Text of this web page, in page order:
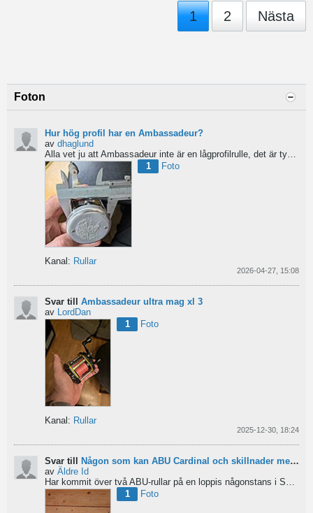
1 2 Nästa
Foton
Hur hög profil har en Ambassadeur?
av dhaglund
Alla vet ju att Ambassadeur inte är en lågprofilrulle, det är tydligt. Men hur hög profil har de egentligen?...
1
Foto
Kanal: Rullar
2026-04-27, 15:08
Svar till Ambassadeur ultra mag xl 3
av
LordDan
1
Foto
Kanal: Rullar
2025-12-30, 18:24
Svar till Någon som kan ABU Cardinal och skillnader mellan äldre rullar?
av Äldre Id
1
Foto